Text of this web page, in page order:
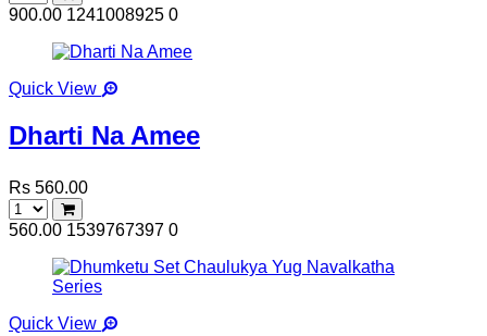
900.00 1241008925 0
Quick View
Dharti Na Amee
Rs 560.00
560.00 1539767397 0
Quick View